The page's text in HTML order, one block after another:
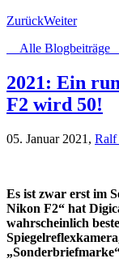
ZurückWeiter
Alle Blogbeiträge
2021: Ein
F2 wird 50!
05. Januar 2021, Ralf
Es ist zwar erst im
Nikon F2“ hat
wahrscheinlich